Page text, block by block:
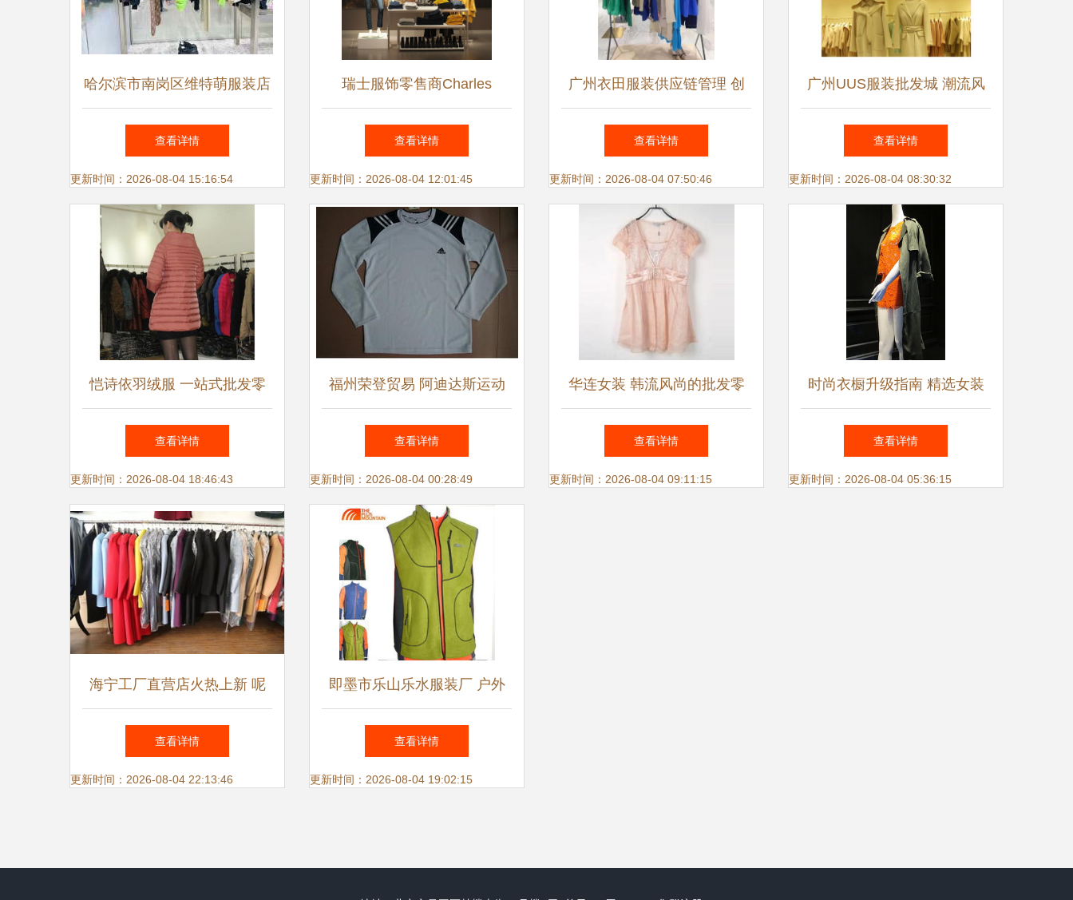
哈尔滨市南岗区维特萌服装店
潮流服饰零售新风尚
查看详情
更新时间：2026-08-04 15:16:54
瑞士服饰零售商Charles
Vögele 2012秋季广告赏析 探
索零售品牌的时尚叙事
查看详情
更新时间：2026-08-04 12:01:45
广州衣田服装供应链管理 创
新驱动下的服装服饰零售新生
态
查看详情
更新时间：2026-08-04 07:50:46
广州UUS服装批发城 潮流风
向标与零售新体验的完美融合
查看详情
更新时间：2026-08-04 08:30:32
恺诗依羽绒服 一站式批发零
售，温暖品质与时尚潮流并存
查看详情
更新时间：2026-08-04 18:46:43
福州荣登贸易 阿迪达斯运动
衫全渠道供应，一站式鞋帽服
饰采购专家
查看详情
更新时间：2026-08-04 00:28:49
华连女装 韩流风尚的批发零
售专家
查看详情
更新时间：2026-08-04 09:11:15
时尚衣橱升级指南 精选女装
品牌与零售趋势全解析
查看详情
更新时间：2026-08-04 05:36:15
海宁工厂直营店火热上新 呢
大衣200元起，前店后厂打造
服饰零售新模式
查看详情
更新时间：2026-08-04 22:13:46
即墨市乐山乐水服装厂 户外
用品与服装服饰零售产品全览
查看详情
更新时间：2026-08-04 19:02:15